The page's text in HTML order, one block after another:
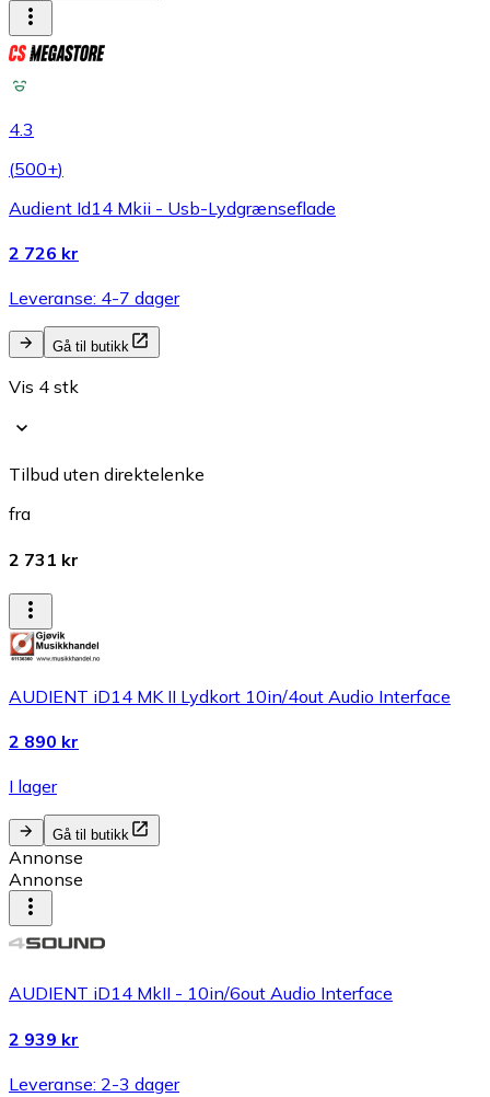
4.3
(500+)
Audient Id14 Mkii - Usb-Lydgrænseflade
2 726 kr
Leveranse: 4-7 dager
Gå til butikk
Vis 4 stk
Tilbud uten direktelenke
fra
2 731 kr
AUDIENT iD14 MK II Lydkort 10in/4out Audio Interface
2 890 kr
I lager
Gå til butikk
Annonse
Annonse
AUDIENT iD14 MkII - 10in/6out Audio Interface
2 939 kr
Leveranse: 2-3 dager